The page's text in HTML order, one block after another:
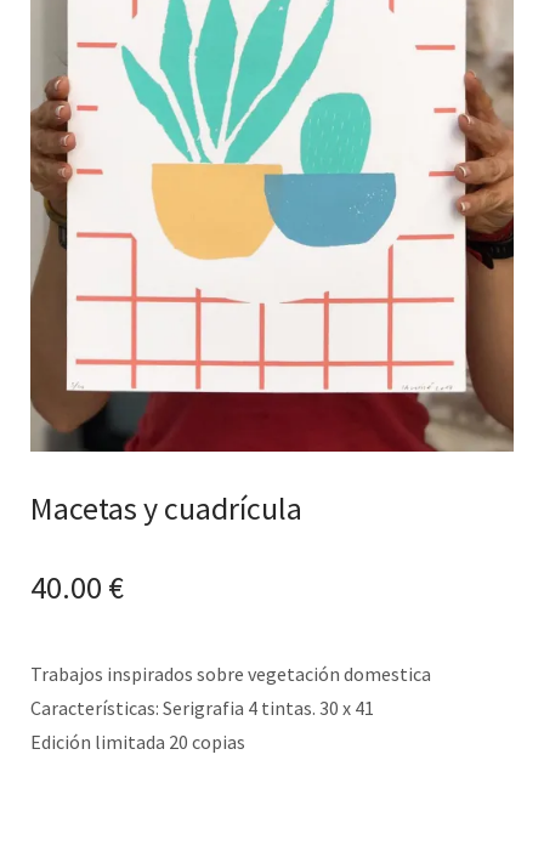
Macetas y cuadrícula
40.00 €
Trabajos inspirados sobre vegetación domestica
Características: Serigrafia 4 tintas. 30 x 41
Edición limitada 20 copias